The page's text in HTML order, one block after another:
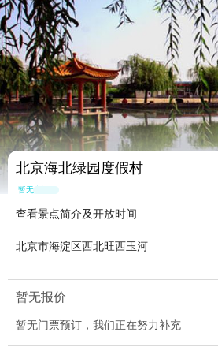
北京海北绿园度假村
暂无点评
查看景点简介及开放时间
北京市海淀区西北旺西玉河
暂无报价
暂无门票预订，我们正在努力补充
